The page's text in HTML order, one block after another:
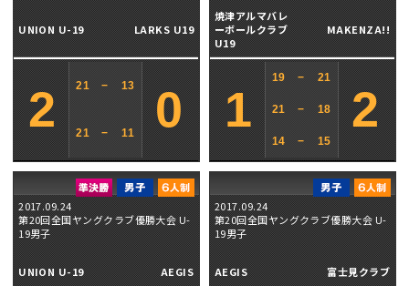
UNION U-19 LARKS U19
2 21 − 13
21 − 11 0
焼津アルマバレ
ーボールクラブ
U19
MAKENZA!!
1
19 − 21
21 − 18
14 − 15
2
2017.09.24
第20回全国ヤングクラブ優勝大会 U-
19男子
UNION U-19 AEGIS
2017.09.24
第20回全国ヤングクラブ優勝大会 U-
19男子
AEGIS 富士見クラブ